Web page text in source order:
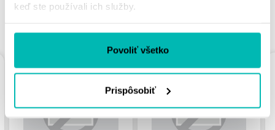
keď ste používali ich služby.
Povoliť všetko
Prispôsobiť
PODOBNÉ PRODUKTY